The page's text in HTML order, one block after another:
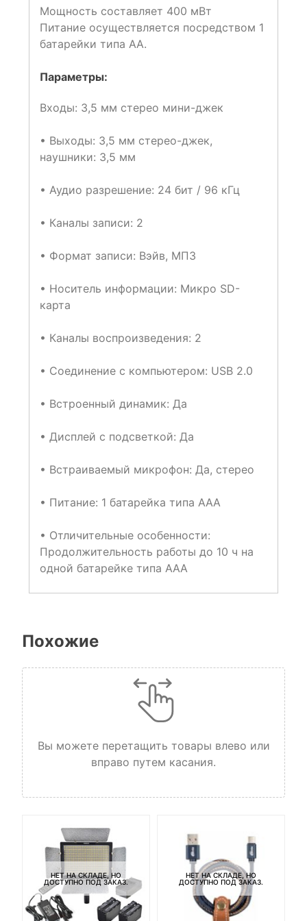
Мощность составляет 400 мВт
Питание осуществляется посредством 1
батарейки типа АА.
Параметры:
Входы: 3,5 мм стерео мини-джек
• Выходы: 3,5 мм стерео-джек,
наушники: 3,5 мм
• Аудио разрешение: 24 бит / 96 кГц
• Каналы записи: 2
• Формат записи: Вэйв, MП3
• Носитель информации: Микро SD-
карта
• Каналы воспроизведения: 2
• Соединение с компьютером: USB 2.0
• Встроенный динамик: Да
• Дисплей с подсветкой: Да
• Встраиваемый микрофон: Да, стерео
• Питание: 1 батарейка типа ААА
• Отличительные особенности:
Продолжительность работы до 10 ч на
одной батарейке типа ААА
Похожие
Вы можете перетащить товары влево или
вправо путем касания.
НЕТ НА СКЛАДЕ, НО
ДОСТУПНО ПОД ЗАКАЗ.
НЕТ НА СКЛАДЕ, НО
ДОСТУПНО ПОД ЗАКАЗ.